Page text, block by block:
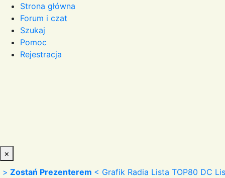
Strona główna
Forum i czat
Szukaj
Pomoc
Rejestracja
×
> Zostań Prezenterem < Grafik Radia Lista TOP80 DC